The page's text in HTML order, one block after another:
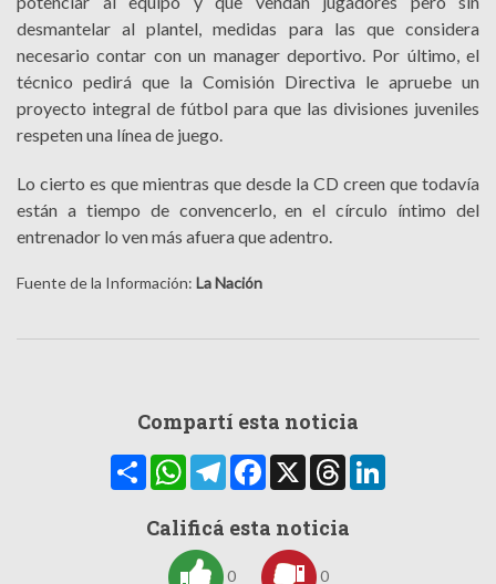
desmantelar al plantel, medidas para las que considera
necesario contar con un manager deportivo. Por último, el
técnico pedirá que la Comisión Directiva le apruebe un
proyecto integral de fútbol para que las divisiones juveniles
respeten una línea de juego.
Lo cierto es que mientras que desde la CD creen que todavía
están a tiempo de convencerlo, en el círculo íntimo del
entrenador lo ven más afuera que adentro.
Fuente de la Información: La Nación
Compartí esta noticia
CompartirWhatsAppTelegramFacebook
X Threads
Calificá esta noticia
0 0